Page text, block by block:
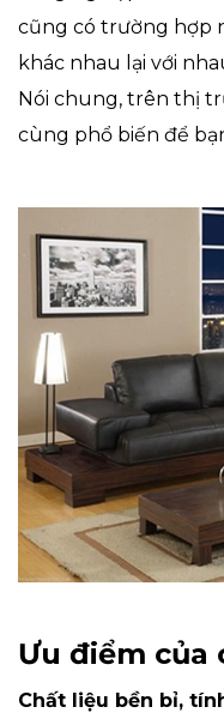
cũng có trường hợp
khác nhau lại với
Nói chung, trên thị
cùng phổ biến để
Ưu điểm của
Chất liệu bền bỉ,